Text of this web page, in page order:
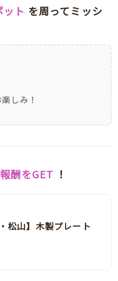
ト を周ってミッシ
しみ！
報酬をGET ！
松山】木製プレート